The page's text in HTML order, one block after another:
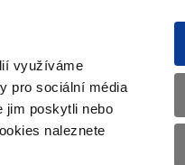
využíváme
pro sociální média
jim poskytli nebo
naleznete